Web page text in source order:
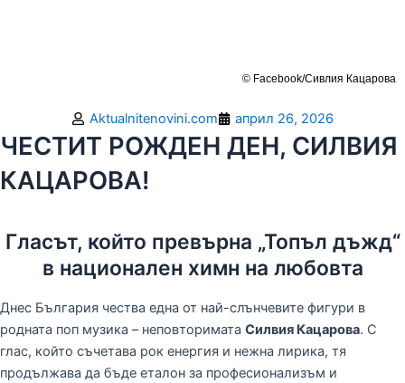
© Facebook/Сивлия Кацарова
Aktualnitenovini.com април 26, 2026
ЧЕСТИТ РОЖДЕН ДЕН, СИЛВИЯ
КАЦАРОВА!
Гласът, който превърна „Топъл дъжд“
в национален химн на любовта
Днес България чества една от най-слънчевите фигури в
родната поп музика – неповторимата Силвия Кацарова. С
глас, който съчетава рок енергия и нежна лирика, тя
продължава да бъде еталон за професионализъм и